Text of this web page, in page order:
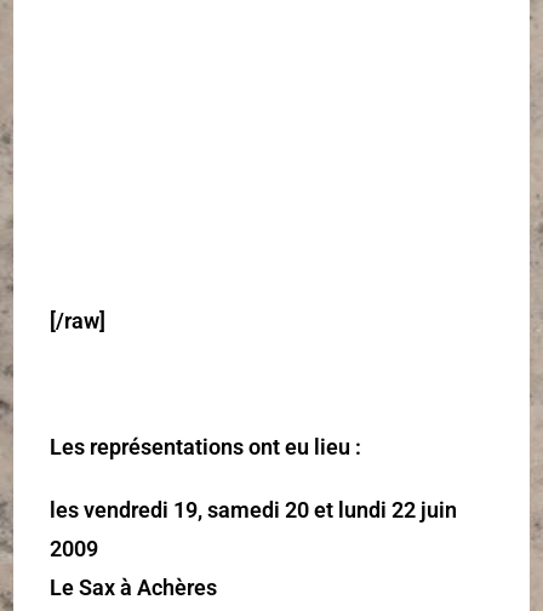
[/raw]
Les représentations ont eu lieu :
les vendredi 19, samedi 20 et lundi 22 juin
2009
Le Sax à Achères